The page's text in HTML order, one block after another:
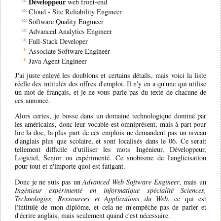
technologiques dont on ne voit qu'une toute petite fraction de
l'activité. Carole Cadwalladr a découvert ces réseaux sous-terrain
en investiguant sur les relations entre Trump et Farage au travers de
la société Cambridge Analytica. Un ex-employé lui a expliqué
comment cette entreprise qui travaillait pour Trump et le Brexit,
constituait des profils politiques des gens pour identifier leurs peurs
et mieux les cibler sur Facebook via des publicités. Ceci a été fait
en collectant illégalement les profils de 87 million de d'internautes
menace permanente du propriétaire de cette entreprise, le
milliardaire Robert Mercer, qui est aussi un des financeur de la
campagne de Trump. Au moment de publier l'enquête, en plus de
Cambridge Analytica, Facebook a également menacer de poursuivre
en justice si elle sortait. Mais elle a été publiée.
Carole Cadwalladr interpelle les dirigeants ou fondateurs de
Facebook (Mark Zuckerberg), Google/Youtube (Larry Page, Sergey
Brin), Twitter (Jack Dorsey) ainsi que leurs salariés et
investisseurs. Il y a 100 ans, on utilisait un canari dans les mines
pour détecter le monoxyde de carbone, gaz toxique mais inodore.
Aujourd'hui, la Grande Bretagne (et le brexit) sont le canari de cette
énorme expérimentation technologique que nous sommes en train
de vivre. La grande Bretagne subit ce qui arrive à une démocratie
occidentale lorsque des siècles de lois électorales sont mises à mal
par la technologie. Notre démocratie est cassée, les lois électorales
ne sont plus adaptées comme le rapporte un rapport du parlement.
web front-end
Cloud - Site Reliability Engineer
Software Quality Engineer
Advanced Analytics Engineer
Full-Stack Developer
Associate Software Engineer
Java Agent Engineer
J'ai juste enlevé les doublons et certains détails, mais voici la liste
réelle des intitulés des offres d'emploi. Il n'y en a qu'une qui utilise
un mot de français, et je ne vous parle pas du texte de chacune de
ces annonce.
Alors certes, je bosse dans un domaine technologique dominé par
les américains, donc leur vocable est omniprésent, mais à part pour
lire la doc, la plus part de ces emplois ne demandent pas un niveau
d'anglais plus que scolaire, et sont localisés dans le 06. Ce serait
tellement difficile d'utiliser les mots Ingénieur, Développeur,
Logiciel, Senior ou expérimenté. Ce snobisme de l'anglicisation
pour tout et n'importe quoi est fatigant.
Donc je ne suis pas unAdvanced Web Software Engineer, mais un
Ingénieur expérimenté en informatique spécialité Sciences,
Technologies, Ressources et Applications du Web, ce qui est
l'intitulé de mon diplôme, et cela ne m'empêche pas de parler et
d'écrire anglais, mais seulement quand c'est nécessaire.